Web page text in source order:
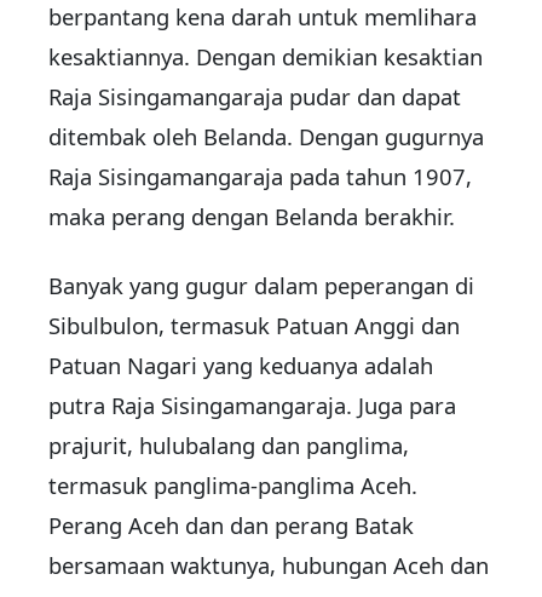
berpantang kena darah untuk memlihara
kesaktiannya. Dengan demikian kesaktian
Raja Sisingamangaraja pudar dan dapat
ditembak oleh Belanda. Dengan gugurnya
Raja Sisingamangaraja pada tahun 1907,
maka perang dengan Belanda berakhir.
Banyak yang gugur dalam peperangan di
Sibulbulon, termasuk Patuan Anggi dan
Patuan Nagari yang keduanya adalah
putra Raja Sisingamangaraja. Juga para
prajurit, hulubalang dan panglima,
termasuk panglima-panglima Aceh.
Perang Aceh dan dan perang Batak
bersamaan waktunya, hubungan Aceh dan